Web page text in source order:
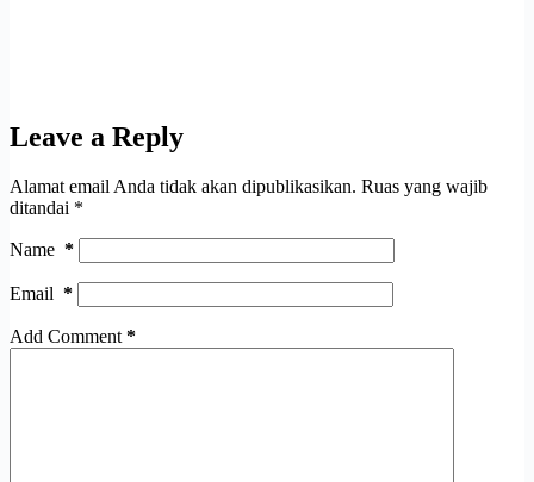
Leave a Reply
Alamat email Anda tidak akan dipublikasikan. Ruas yang wajib
ditandai *
Name *
Email *
Add Comment*